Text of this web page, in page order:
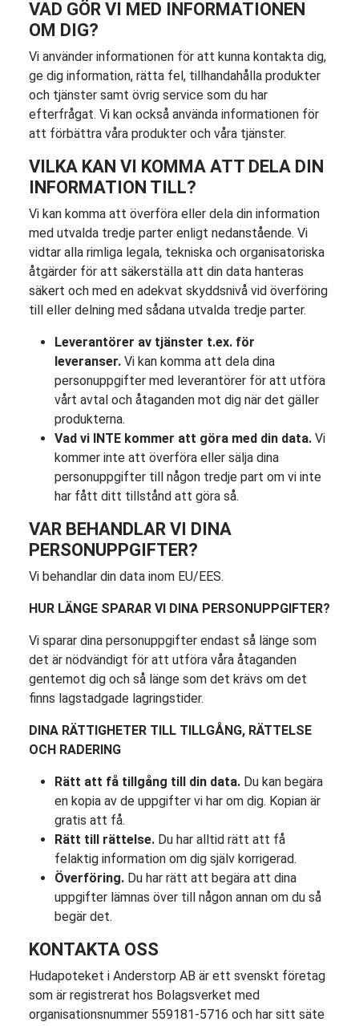
VAD GÖR VI MED INFORMATIONEN
OM DIG?
Vi använder informationen för att kunna kontakta dig,
ge dig information, rätta fel, tillhandahålla produkter
och tjänster samt övrig service som du har
efterfrågat. Vi kan också använda informationen för
att förbättra våra produkter och våra tjänster.
VILKA KAN VI KOMMA ATT DELA DIN
INFORMATION TILL?
Vi kan komma att överföra eller dela din information
med utvalda tredje parter enligt nedanstående. Vi
vidtar alla rimliga legala, tekniska och organisatoriska
åtgärder för att säkerställa att din data hanteras
säkert och med en adekvat skyddsnivå vid överföring
till eller delning med sådana utvalda tredje parter.
Leverantörer av tjänster t.ex. för
leveranser. Vi kan komma att dela dina
personuppgifter med leverantörer för att utföra
vårt avtal och åtaganden mot dig när det gäller
produkterna.
Vad vi INTE kommer att göra med din data. Vi
kommer inte att överföra eller sälja dina
personuppgifter till någon tredje part om vi inte
har fått ditt tillstånd att göra så.
VAR BEHANDLAR VI DINA
PERSONUPPGIFTER?
Vi behandlar din data inom EU/EES.
HUR LÄNGE SPARAR VI DINA PERSONUPPGIFTER?
Vi sparar dina personuppgifter endast så länge som
det är nödvändigt för att utföra våra åtaganden
gentemot dig och så länge som det krävs om det
finns lagstadgade lagringstider.
DINA RÄTTIGHETER TILL TILLGÅNG, RÄTTELSE
OCH RADERING
Rätt att få tillgång till din data. Du kan begära
en kopia av de uppgifter vi har om dig. Kopian är
gratis att få.
Rätt till rättelse. Du har alltid rätt att få
felaktig information om dig själv korrigerad.
Överföring. Du har rätt att begära att dina
uppgifter lämnas över till någon annan om du så
begär det.
KONTAKTA OSS
Hudapoteket i Anderstorp AB är ett svenskt företag
som är registrerat hos Bolagsverket med
organisationsnummer 559181-5716 och har sitt säte